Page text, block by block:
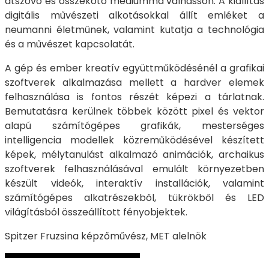
digitális művészeti alkotásokkal állít emléket a
neumanni életműnek, valamint kutatja a technológia
és a művészet kapcsolatát.
A gép és ember kreatív együttműködésénél a grafikai
szoftverek alkalmazása mellett a hardver elemek
felhasználása is fontos részét képezi a tárlatnak.
Bemutatásra kerülnek többek között pixel és vektor
alapú számítógépes grafikák, mesterséges
intelligencia modellek közreműködésével készített
képek, mélytanulást alkalmazó animációk, archaikus
szoftverek felhasználásával emulált környezetben
készült videók, interaktív installációk, valamint
számítógépes alkatrészekből, tükrökből és LED
világításból összeállított fényobjektek.
Spitzer Fruzsina képzőművész, MET alelnök